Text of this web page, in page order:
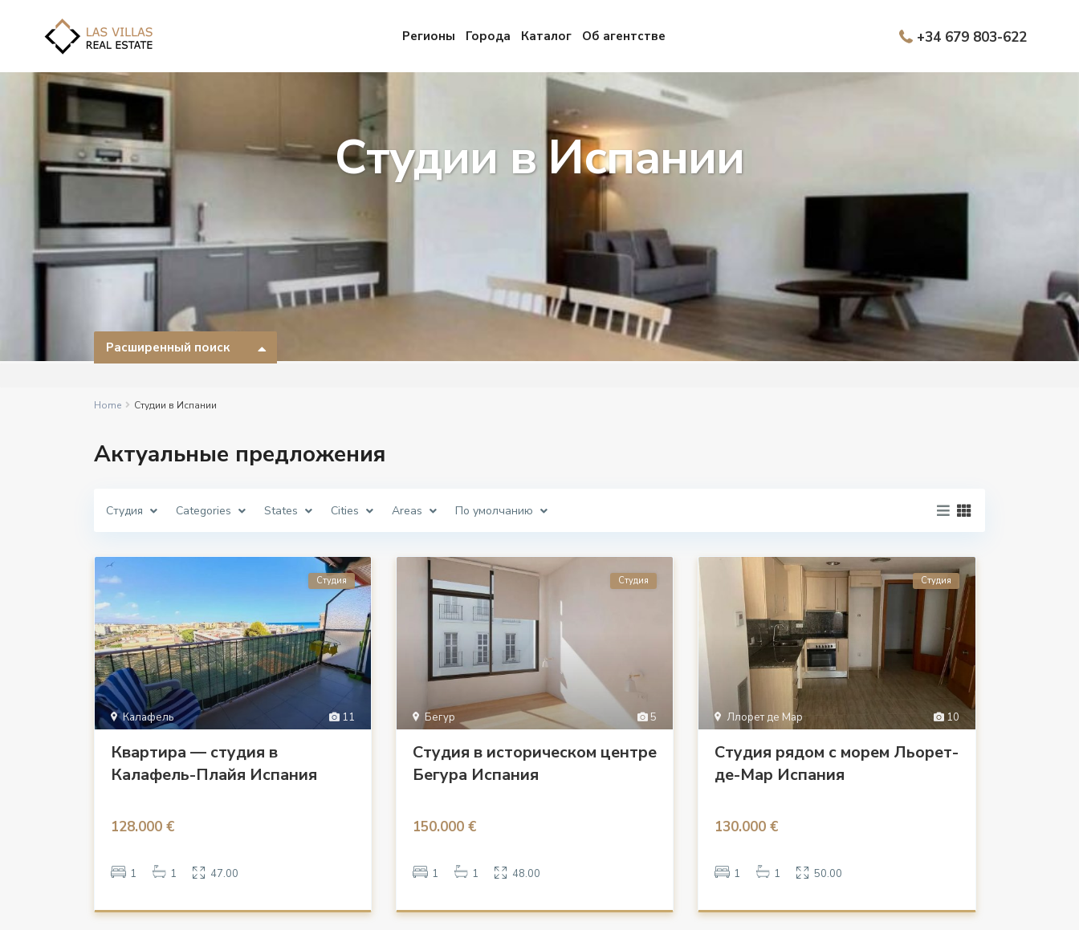
Регионы Города Каталог Об агентстве +34 679 803-622
Студии в Испании
Расширенный поиск
Home Студии в Испании
Актуальные предложения
Студия Categories States Cities Areas По умолчанию
11
Калафель
Студия
Квартира — студия в
Калафель-Плайя Испания
128.000 €
1 1 47.00
5
Бегур
Студия
Студия в историческом центре
Бегура Испания
150.000 €
1 1 48.00
10
Ллорет де Мар
Студия
Студия рядом с морем Льорет-
де-Мар Испания
130.000 €
1 1 50.00